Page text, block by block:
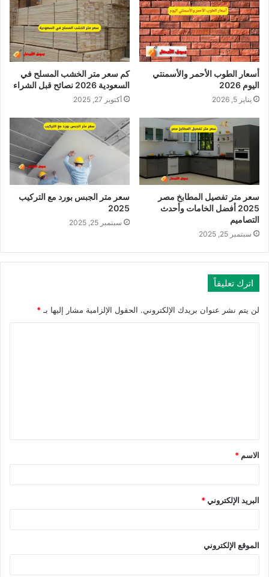
أسعار الطوب الأحمر والأسمنتي
اليوم 2026
يناير 5, 2026
كم سعر متر الخشب المسلح في
السعودية 2026 نصائح قبل الشراء
أكتوبر 27, 2025
سعر متر تفصيل المطابخ مصر
2025 أفضل الخامات وأحدث
التصاميم
سبتمبر 25, 2025
سعر متر الجبس بورد مع التركيب
2025
سبتمبر 25, 2025
اترك تعليقاً
لن يتم نشر عنوان بريدك الإلكتروني. الحقول الإلزامية مشار إليها بـ*
الاسم *
البريد الإلكتروني*
الموقع الإلكتروني